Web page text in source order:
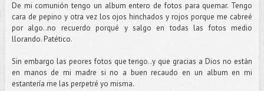
De mi comunión tengo un album entero de fotos para quemar. Tengo
cara de pepino y otra vez los ojos hinchados y rojos porque me cabreé
por algo..no recuerdo porqué y salgo en todas las fotos medio
llorando. Patético.
Sin embargo las peores fotos que tengo..y que gracias a Dios no están
en manos de mi madre si no a buen recaudo en un album en mi
estantería me las perpetré yo misma.